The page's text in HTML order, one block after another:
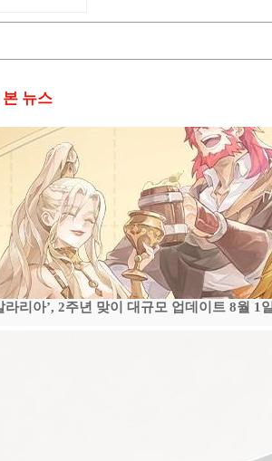
뉴스
라리아’, 2주년 맞이 대규모 업데이트 8월 1